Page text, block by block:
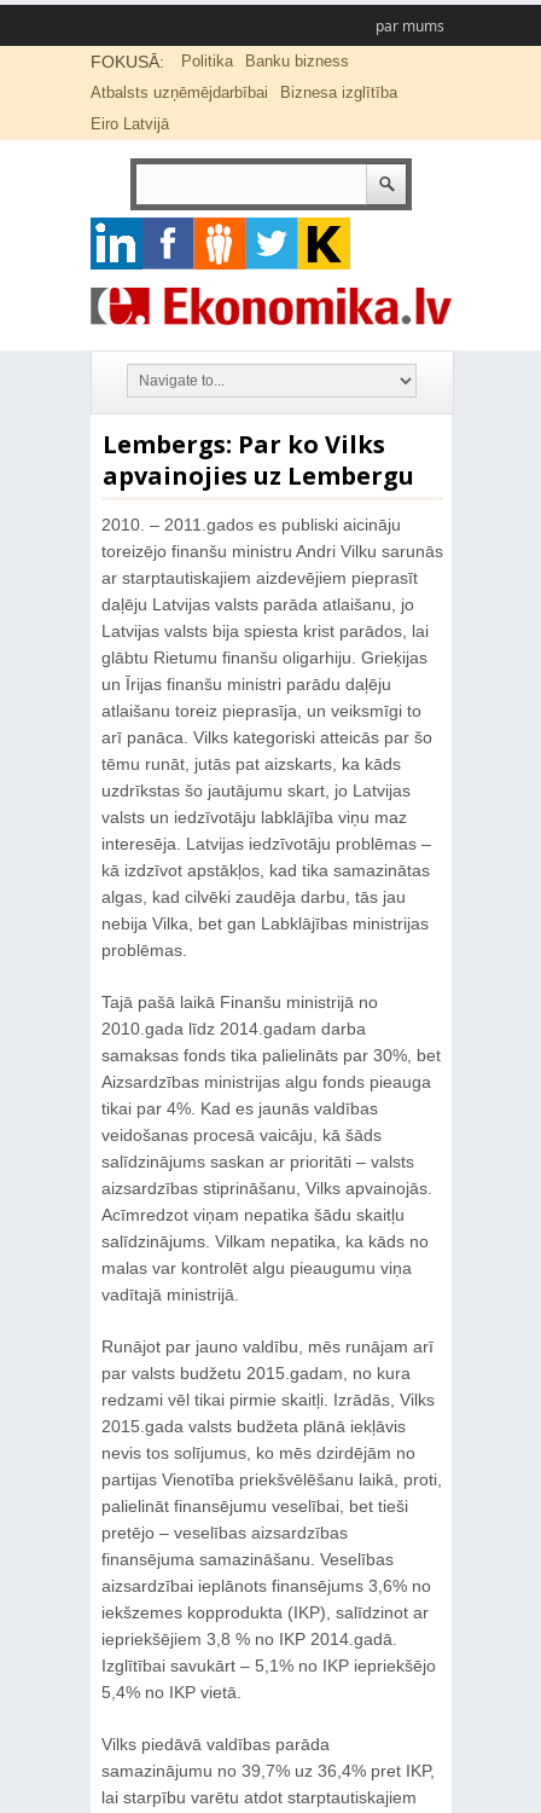
par mums
FOKUSĀ: Politika
Banku bizness
Atbalsts uzņēmējdarbībai
Biznesa izglītība
Eiro Latvijā
Lembergs: Par ko Vilks
apvainojies uz Lembergu
2010. – 2011.gados es publiski aicināju
toreizējo finanšu ministru Andri Vilku sarunās
ar starptautiskajiem aizdevējiem pieprasīt
daļēju Latvijas valsts parāda atlaišanu, jo
Latvijas valsts bija spiesta krist parādos, lai
glābtu Rietumu finanšu oligarhiju. Grieķijas
un Īrijas finanšu ministri parādu daļēju
atlaišanu toreiz pieprasīja, un veiksmīgi to
arī panāca. Vilks kategoriski atteicās par šo
tēmu runāt, jutās pat aizskarts, ka kāds
uzdrīkstas šo jautājumu skart, jo Latvijas
valsts un iedzīvotāju labklājība viņu maz
interesēja. Latvijas iedzīvotāju problēmas –
kā izdzīvot apstākļos, kad tika samazinātas
algas, kad cilvēki zaudēja darbu, tās jau
nebija Vilka, bet gan Labklājības ministrijas
problēmas.
Tajā pašā laikā Finanšu ministrijā no
2010.gada līdz 2014.gadam darba
samaksas fonds tika palielināts par 30%, bet
Aizsardzības ministrijas algu fonds pieauga
tikai par 4%. Kad es jaunās valdības
veidošanas procesā vaicāju, kā šāds
salīdzinājums saskan ar prioritāti – valsts
aizsardzības stiprināšanu, Vilks apvainojās.
Acīmredzot viņam nepatika šādu skaitļu
salīdzinājums. Vilkam nepatika, ka kāds no
malas var kontrolēt algu pieaugumu viņa
vadītajā ministrijā.
Runājot par jauno valdību, mēs runājam arī
par valsts budžetu 2015.gadam, no kura
redzami vēl tikai pirmie skaitļi. Izrādās, Vilks
2015.gada valsts budžeta plānā iekļāvis
nevis tos solījumus, ko mēs dzirdējām no
partijas Vienotība priekšvēlēšanu laikā, proti,
palielināt finansējumu veselībai, bet tieši
pretējo – veselības aizsardzības
finansējuma samazināšanu. Veselības
aizsardzībai ieplānots finansējums 3,6% no
iekšzemes kopprodukta (IKP), salīdzinot ar
iepriekšējiem 3,8 % no IKP 2014.gadā.
Izglītībai savukārt – 5,1% no IKP iepriekšējo
5,4% no IKP vietā.
Vilks piedāvā valdības parāda
samazinājumu no 39,7% uz 36,4% pret IKP,
lai starpību varētu atdot starptautiskajiem